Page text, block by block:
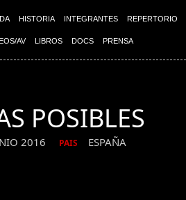
HISTORIA INTEGRANTES REPERTORIO
AV LIBROS DOCS PRENSA
POSIBLES
2016 PAIS ESPAÑA